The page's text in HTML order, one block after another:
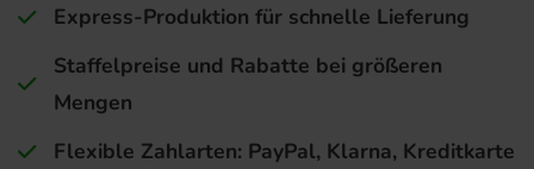
Express-Produktion für schnelle Lieferung
Staffelpreise und Rabatte bei größeren
Mengen
Flexible Zahlarten: PayPal, Klarna, Kreditkarte